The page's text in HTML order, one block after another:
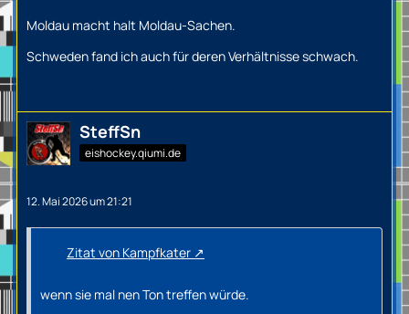
Moldau macht halt Moldau-Sachen.
Schweden fand ich auch für deren Verhältnisse schwach.
SteffSn
eishockey.qiumi.de
12. Mai 2026 um 21:21
Zitat von Kampfkater
wenn sie mal nen Ton treffen würde.